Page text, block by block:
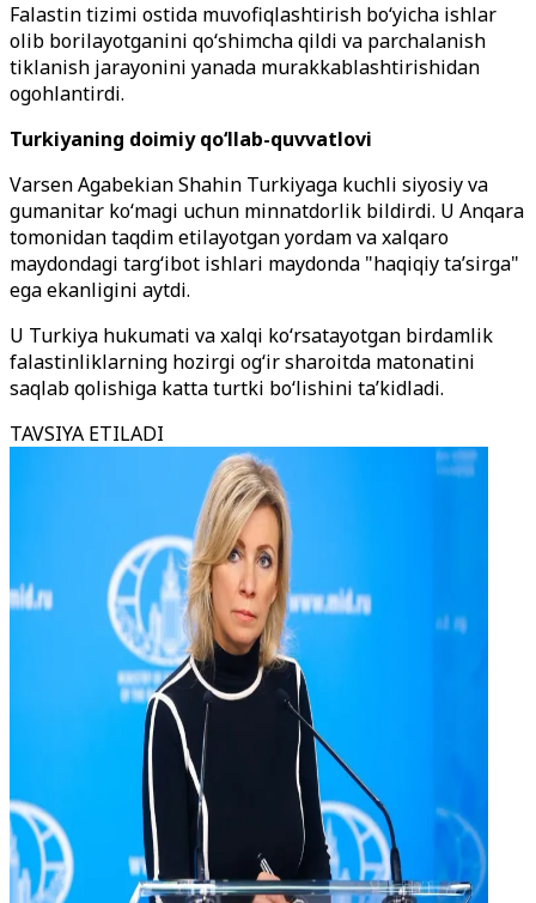
Falastin tizimi ostida muvofiqlashtirish bo‘yicha ishlar
olib borilayotganini qo‘shimcha qildi va parchalanish
tiklanish jarayonini yanada murakkablashtirishidan
ogohlantirdi.
Turkiyaning doimiy qo‘llab-quvvatlovi
Varsen Agabekian Shahin Turkiyaga kuchli siyosiy va
gumanitar ko‘magi uchun minnatdorlik bildirdi. U Anqara
tomonidan taqdim etilayotgan yordam va xalqaro
maydondagi targ‘ibot ishlari maydonda "haqiqiy ta’sirga"
ega ekanligini aytdi.
U Turkiya hukumati va xalqi ko‘rsatayotgan birdamlik
falastinliklarning hozirgi og‘ir sharoitda matonatini
saqlab qolishiga katta turtki bo‘lishini ta’kidladi.
TAVSIYA ETILADI